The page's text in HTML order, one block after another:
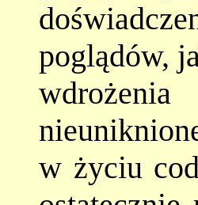
poglądów,
w życiu